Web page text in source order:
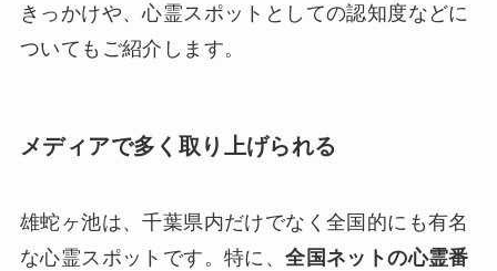
きっかけや、心霊スポットとしての認知度などに
ついてもご紹介します。
メディアで多く取り上げられる
雄蛇ヶ池は、千葉県内だけでなく全国的にも有名
な心霊スポットです。特に、全国ネットの心霊番